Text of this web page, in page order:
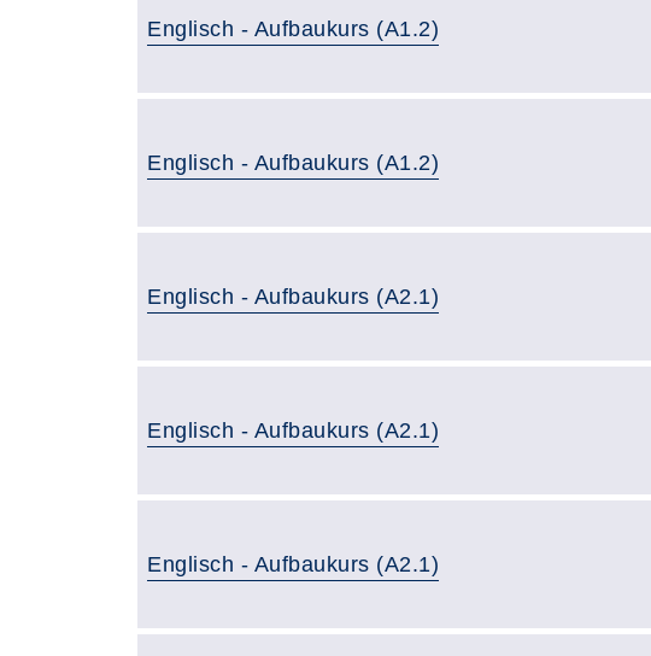
Englisch - Aufbaukurs (A1.2)
Englisch - Aufbaukurs (A1.2)
Englisch - Aufbaukurs (A2.1)
Englisch - Aufbaukurs (A2.1)
Englisch - Aufbaukurs (A2.1)